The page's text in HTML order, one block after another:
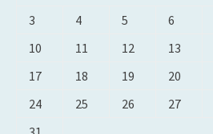
3
4 5 6
10
11 12 13
17
18 19 20
24
25 26 27